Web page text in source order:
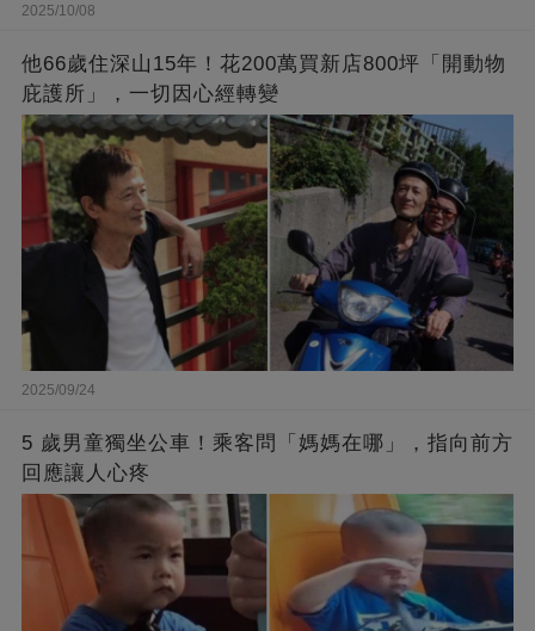
2025/10/08
他66歲住深山15年！花200萬買新店800坪「開動物
庇護所」，一切因心經轉變
2025/09/24
5 歲男童獨坐公車！乘客問「媽媽在哪」，指向前方
回應讓人心疼